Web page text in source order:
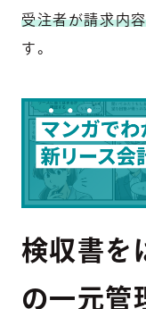
受注者が請求内
す。
検収書を
の一元管